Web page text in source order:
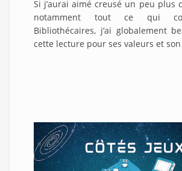
Si j’aurai aimé creusé un peu plus
notamment tout ce qui
Bibliothécaires, j’ai globalement
cette lecture pour ses valeurs et